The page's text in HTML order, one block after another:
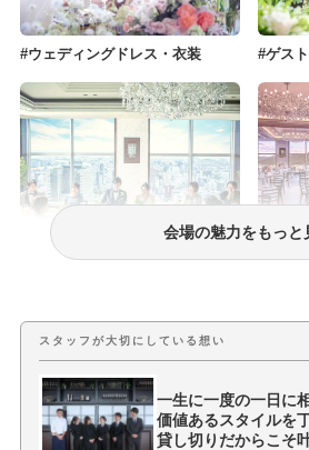
ウェディングドレス・衣装 ゲス
会場の魅力をもっと
スタッフが大切にしている想い
一生に一度の一日に
価値あるスタイルを
貸し切りだからこそ